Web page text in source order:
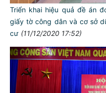
Triển khai hiệu quả đề án
giấy tờ công dân và cơ sở
cư (11/12/2020 17:52)